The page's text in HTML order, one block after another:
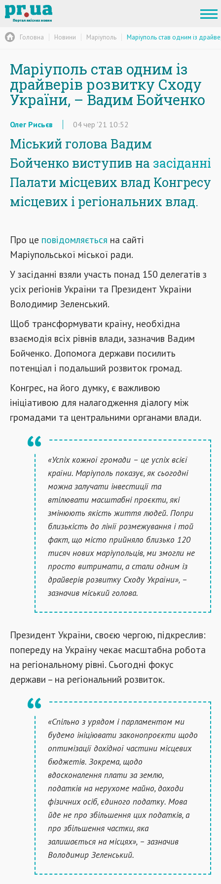
Головна Новини Маріуполь Маріуполь став одним із
Маріуполь став одним із
драйверів розвитку Сходу
України, – Вадим Бойченко
Олег Рисьєв 04чер '21 10:52
Міський голова Вадим
Бойченко виступив на засіданні
Палати місцевих влад Конгресу
місцевих і регіональних влад.
Про це повідомляється на сайті
Маріупольської міської ради.
У засіданні взяли участь понад 150 делегатів з
усіх регіонів України та Президент України
Володимир Зеленський.
Щоб трансформувати країну, необхідна
взаємодія всіх рівнів влади, зазначив Вадим
Бойченко. Допомога держави посилить
потенціал і подальший розвиток громад.
Конгрес, на його думку, є важливою
ініціативою для налагодження діалогу між
громадами та центральними органами влади.
«Успіх кожної громади – це успіх всієї
країни. Маріуполь показує, як сьогодні
можна залучати інвестиції та
втілювати масштабні проєкти, які
змінюють якість життя людей. Попри
близькість до лінії розмежування і той
факт, що місто прийняло близько 120
тисяч нових маріупольців, ми змогли не
просто витримати, а стали одним із
драйверів розвитку Сходу України», –
зазначив міський голова.
Президент України, своєю чергою, підкреслив:
попереду на Україну чекає масштабна робота
на регіональному рівні. Сьогодні фокус
держави – на регіональний розвиток.
«Спільно з урядом і парламентом ми
будемо ініціювати законопроєкти щодо
оптимізації дохідної частини місцевих
бюджетів. Зокрема, щодо
вдосконалення плати за землю,
податків на нерухоме майно, доходи
фізичних осіб, єдиного податку. Мова
йде не про збільшення цих податків, а
про збільшення частки, яка
залишається на місцях», – зазначив
Володимир Зеленський.